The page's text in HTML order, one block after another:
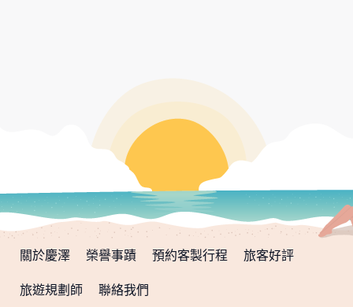
關於慶澤 榮譽事蹟 預約客製行程 旅客好評
旅遊規劃師 聯絡我們